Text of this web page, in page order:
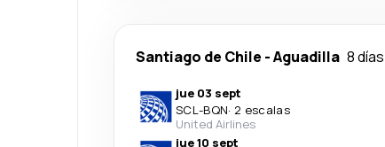
Santiago de Chile -Aguadilla 8 días
jue 03 sept
SCL-BQN· 2 escalas
United Airlines
jue 10 sept